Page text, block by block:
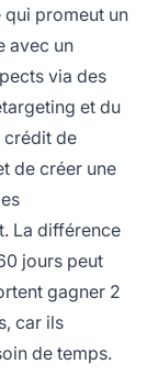
promeut un
avec un
via des
et du
crédit de
de créer une
La différence
jours peut
gagner 2
car ils
de temps.